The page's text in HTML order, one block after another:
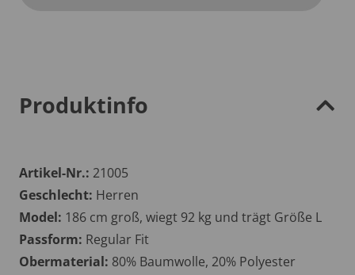
Produktinfo
Artikel-Nr.: 21005
Geschlecht: Herren
Model: 186 cm groß, wiegt 92 kg und trägt Größe L
Passform: Regular Fit
Obermaterial: 80% Baumwolle, 20% Polyester